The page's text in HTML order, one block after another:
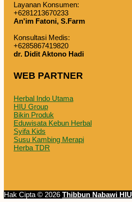
Layanan Konsumen:
+6281213670233
An'im Fatoni, S.Farm
Konsultasi Medis:
+6285867419820
dr. Didit Aktono Hadi
WEB PARTNER
Herbal Indo Utama
HIU Group
Bikin Produk
Eduwisata Kebun Herbal
Syifa Kids
Susu Kambing Merapi
Herba TDR
Hak Cipta © 2026 Thibbun Nabawi HIU